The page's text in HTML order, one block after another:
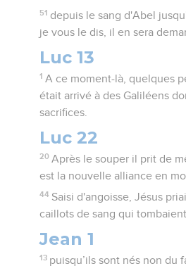
51 depuis le sang d'Abel
je vous le dis, il en sera
Luc 13
1 A ce moment-là, quelques
était arrivé à des Galiléens
sacrifices.
Luc 22
20 Après le souper il prit de
est la nouvelle alliance en
44 Saisi d'angoisse, Jésus
caillots de sang qui
Jean 1
13 puisqu’ils sont nés non du